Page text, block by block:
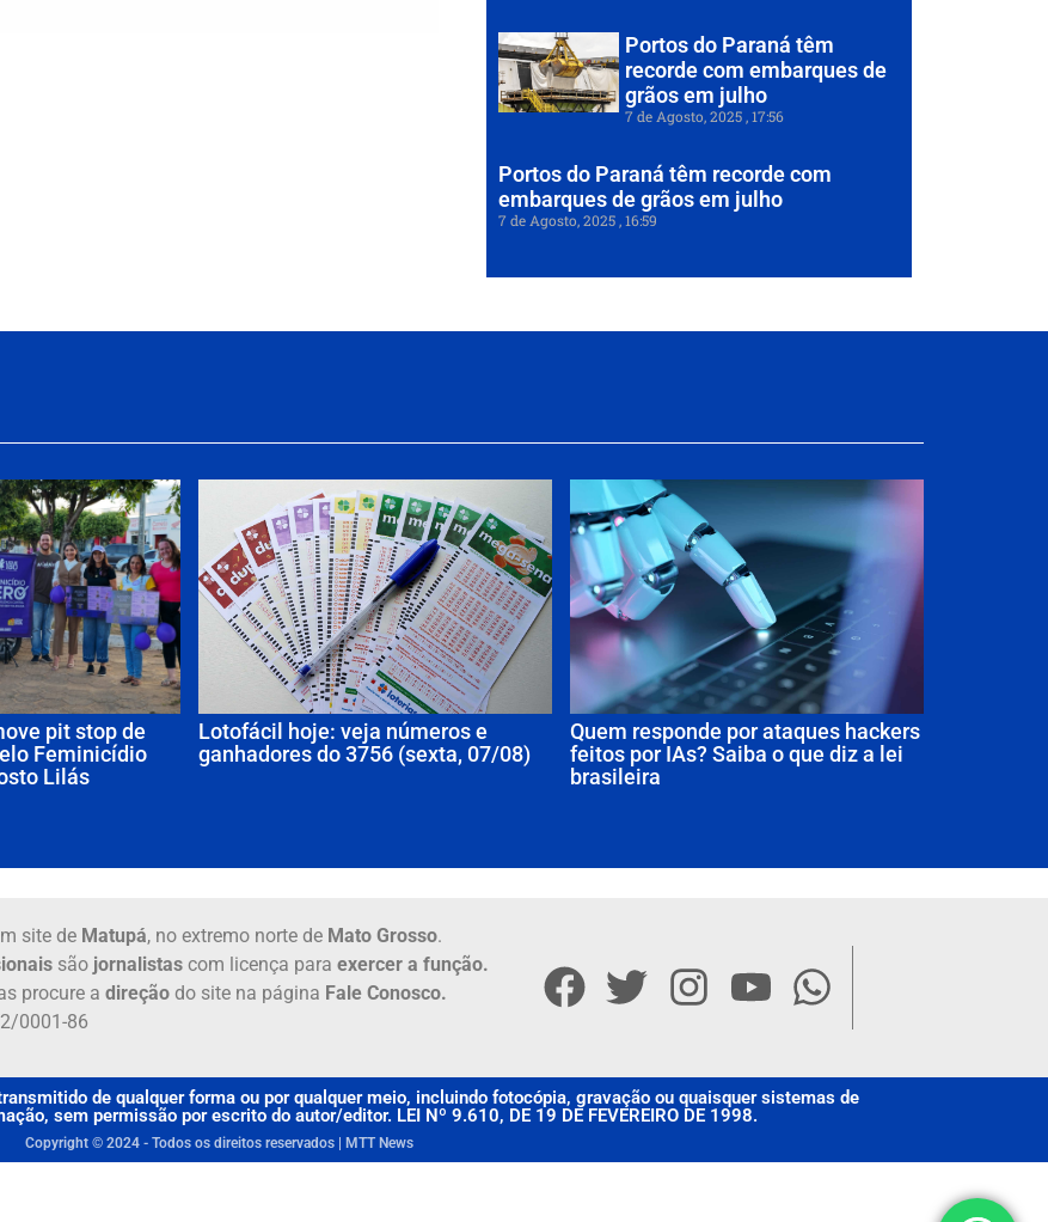
Portos do Paraná têm
recorde com embarques de
grãos em julho
7 de Agosto, 2025 17:56
Portos do Paraná têm recorde com
embarques de grãos em julho
7 de Agosto, 2025 16:59
pit stop de
Feminicídio
Lilás
Lotofácil hoje: veja números e
ganhadores do 3756 (sexta, 07/08)
Quem responde por ataques hackers
feitos por IAs? Saiba o que diz a lei
brasileira
site de Matupá, no extremo norte de Mato Grosso.
são jornalistascom licença para exercer a função.
procure a direçãodo site na página Fale Conosco.
0001-86
de qualquer forma ou por qualquer meio, incluindo fotocópia, gravação ou quaisquer sistemas de
sem permissão por escrito do autor/editor. LEI Nº 9.610, DE 19 DE FEVEREIRO DE 1998.
Copyright © 2024 - Todos os direitos reservados | MTT News